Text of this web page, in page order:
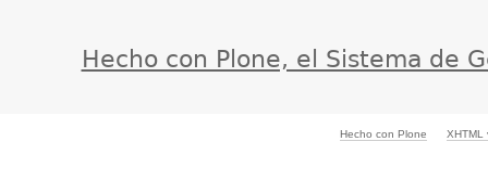
Hecho con Plone, el Sistema de
Hecho con Plone XHTML